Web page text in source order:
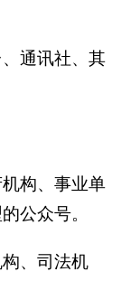
通讯社、其
构、事业单
公众号。
、司法机